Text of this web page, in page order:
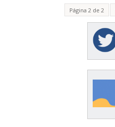
Página 2 de 2